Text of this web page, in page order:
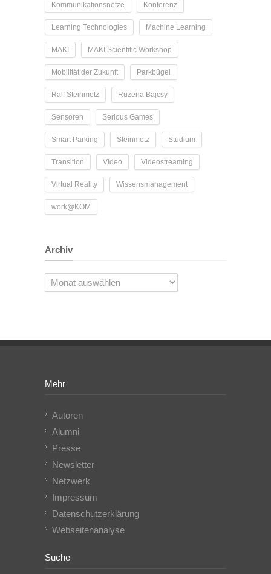
Kommunikationsnetze Konferenz
Learning Technologies Machine Learning
MAKI MAKI Scientific Workshop
Mobilität der Zukunft Parkbügel
Ralf Steinmetz Ruzena Bajcsy
Sensoren Serious Games
Smart Parking Steinmetz Studium
Transition Video Videostreaming
Virtual Reality Wissensmanagement
work@KOM
Archiv
Archiv
Mehr
Autoren
Alumni
Presse
Newsletter
Netzwerk
Impressum
Datenschutzerklärung
Webseitenanalyse
Suche